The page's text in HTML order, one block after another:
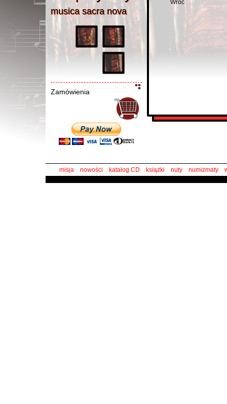
Zamówienia
Wróć
musica sacra nova
musica sacra nova
misja nowości katalog CD książki nuty numizmaty